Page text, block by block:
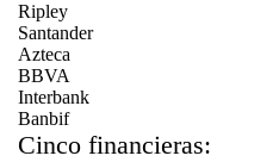
Ripley
Santander
Azteca
BBVA
Interbank
Banbif
Cinco financieras: